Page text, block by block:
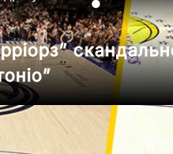
●